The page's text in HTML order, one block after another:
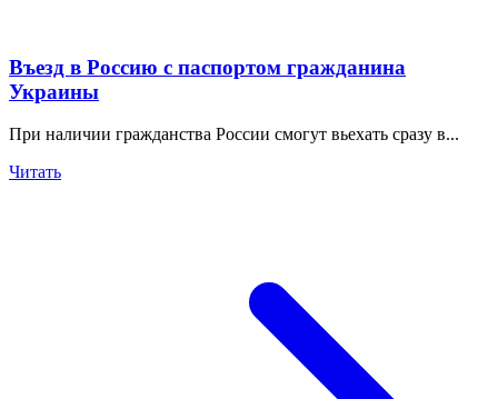
Въезд в Россию с паспортом гражданина
Украины
При наличии гражданства России смогут вьехать сразу в...
Читать